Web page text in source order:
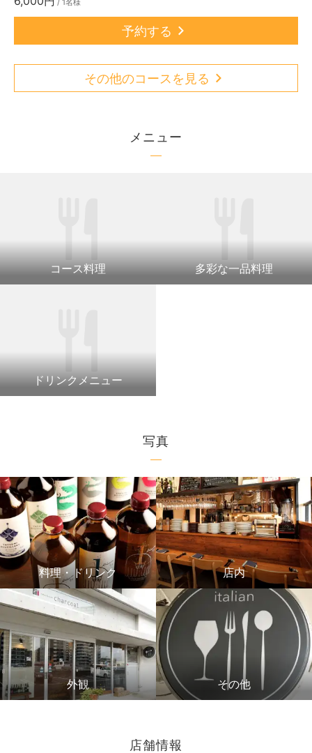
/ 1名様
予約する
その他のコースを見る
メニュー
コース料理 多彩な一品料理
ドリンクメニュー
写真
料理・ドリンク 店内
外観 その他
店舗情報